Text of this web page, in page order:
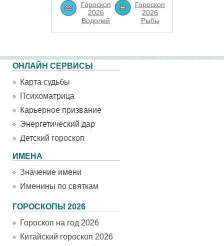
Гороскоп
2026
Водолей
Гороскоп
2026
Рыбы
ОНЛАЙН СЕРВИСЫ
Карта судьбы
Психоматрица
Карьерное призвание
Энергетический дар
Детский гороскоп
ИМЕНА
Значение имени
Именины по святкам
ГОРОСКОПЫ 2026
Гороскоп на год 2026
Китайский гороскоп 2026